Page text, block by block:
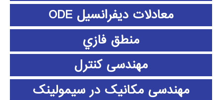
معادلات دیفرانسیل ODE
منطق فازي
مهندسی کنترل
مهندسی مکانیک در سیمولینک